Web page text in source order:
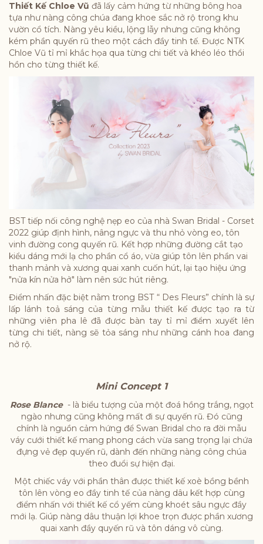
Thiết Kế Chloe Vũ đã lấy cảm hứng từ những bông hoa
tựa như nàng công chúa đang khoe sắc nở rộ trong khu
vườn cổ tích. Nàng yêu kiều, lộng lẫy nhưng cũng không
kém phần quyến rũ theo một cách đầy tinh tế. Được NTK
Chloe Vũ tỉ mỉ khắc họa qua từng chi tiết và khéo léo thổi
hồn cho từng thiết kế.
BST tiếp nối công nghệ nẹp eo của nhà Swan Bridal - Corset
2022 giúp định hình, nâng ngực và thu nhỏ vòng eo, tôn
vinh đường cong quyến rũ. Kết hợp những đường cắt tạo
kiểu dáng mới lạ cho phần cổ áo, vừa giúp tôn lên phần vai
thanh mảnh và xương quai xanh cuốn hút, lại tạo hiệu ứng
"nửa kín nửa hở" làm nên sức hút riêng.
Điểm nhấn đặc biệt nằm trong BST “ Des Fleurs” chính là sự
lấp lánh toả sáng của từng mẫu thiết kế được tạo ra từ
những viên pha lê đã được bàn tay tỉ mỉ điểm xuyết lên
từng chi tiết, nàng sẽ tỏa sáng như những cánh hoa đang
nở rộ.
Mini Concept 1
Rose Blance- là biểu tượng của một đoá hồng trắng, ngọt
ngào nhưng cũng không mất đi sự quyến rũ. Đó cũng
chính là nguồn cảm hứng để Swan Bridal cho ra đời mẫu
váy cưới thiết kế mang phong cách vừa sang trọng lại chứa
đựng vẻ đẹp quyến rũ, dành đến những nàng công chúa
theo đuổi sự hiện đại.
Một chiếc váy với phần thân được thiết kế xoè bồng bềnh
tôn lên vòng eo đầy tinh tế của nàng dâu kết hợp cùng
điểm nhấn với thiết kế cổ yếm cùng khoét sâu ngực đầy
mới lạ. Giúp nàng dâu thuận lợi khoe trọn được phần xương
quai xanh đầy quyến rũ và tôn dáng vô cùng.